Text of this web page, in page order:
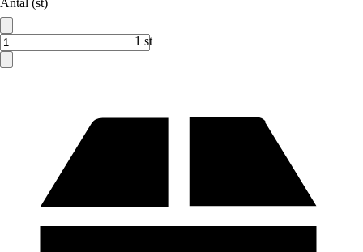
Antal (st)
1 st